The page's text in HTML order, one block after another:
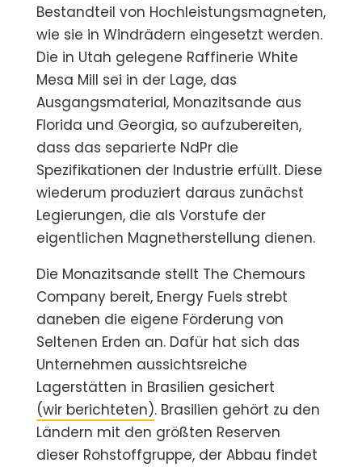
Bestandteil von Hochleistungsmagneten,
wie sie in Windrädern eingesetzt werden.
Die in Utah gelegene Raffinerie White
Mesa Mill sei in der Lage, das
Ausgangsmaterial, Monazitsande aus
Florida und Georgia, so aufzubereiten,
dass das separierte NdPr die
Spezifikationen der Industrie erfüllt. Diese
wiederum produziert daraus zunächst
Legierungen, die als Vorstufe der
eigentlichen Magnetherstellung dienen.
Die Monazitsande stellt The Chemours
Company bereit, Energy Fuels strebt
daneben die eigene Förderung von
Seltenen Erden an. Dafür hat sich das
Unternehmen aussichtsreiche
Lagerstätten in Brasilien gesichert
(wir berichteten). Brasilien gehört zu den
Ländern mit den größten Reserven
dieser Rohstoffgruppe, der Abbau findet